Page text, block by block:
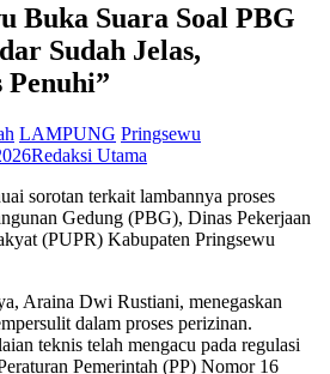
Buka Suara Soal PBG
Sudah Jelas,
Penuhi”
LAMPUNG Pringsewu
Redaksi Utama
sorotan terkait lambannya proses
Gedung (PBG), Dinas Pekerjaan
(PUPR) Kabupaten Pringsewu
Araina Dwi Rustiani, menegaskan
dalam proses perizinan.
teknis telah mengacu pada regulasi
Pemerintah (PP) Nomor 16